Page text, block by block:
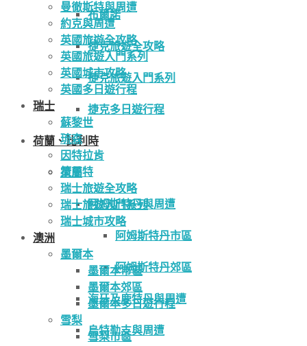
布爾諾
捷克旅遊全攻略
捷克旅遊入門系列
捷克多日遊行程
荷蘭、比利時
荷蘭
阿姆斯特丹與周遭
阿姆斯特丹市區
阿姆斯特丹郊區
海牙及鹿特丹與周遭
烏特勒支與周遭
曼徹斯特與周遭
約克與周遭
英國旅遊全攻略
英國旅遊入門系列
英國城市攻略
英國多日遊行程
瑞士
蘇黎世
琉森
因特拉肯
策馬特
瑞士旅遊全攻略
瑞士旅遊入門系列
瑞士城市攻略
澳洲
墨爾本
墨爾本市區
墨爾本郊區
墨爾本多日遊行程
雪梨
雪梨市區